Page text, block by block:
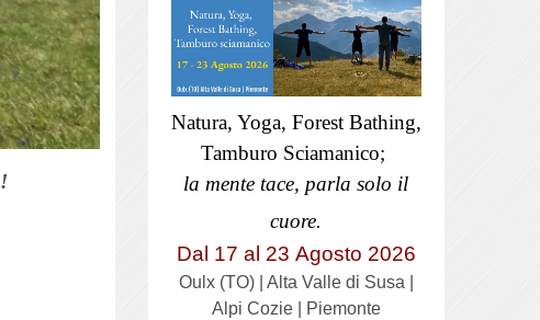
!
Natura, Yoga, Forest Bathing,
Tamburo Sciamanico;
la mente tace, parla solo il
cuore.
Dal 17 al 23 Agosto 2026
Oulx (TO) | Alta Valle di Susa |
Alpi Cozie | Piemonte